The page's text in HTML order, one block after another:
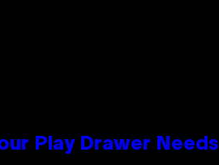
Play Drawer Needs